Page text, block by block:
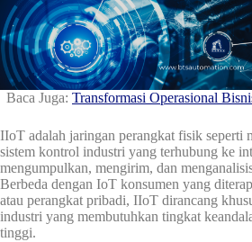
Baca Juga: Transformasi Operasional
IIoT adalah jaringan perangkat fisik seperti
sistem kontrol industri yang terhubung ke
mengumpulkan, mengirim, dan
Berbeda dengan IoT konsumen yang
atau perangkat pribadi, IIoT dirancang
industri yang membutuhkan tingkat
tinggi.